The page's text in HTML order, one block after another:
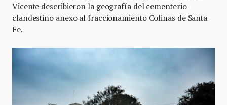
Vicente describieron la geografía del cementerio
clandestino anexo al fraccionamiento Colinas de Santa
Fe.